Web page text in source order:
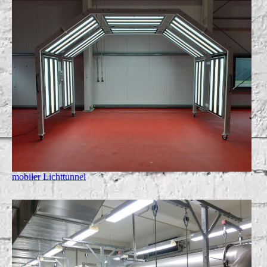
mobiler Lichttunnel